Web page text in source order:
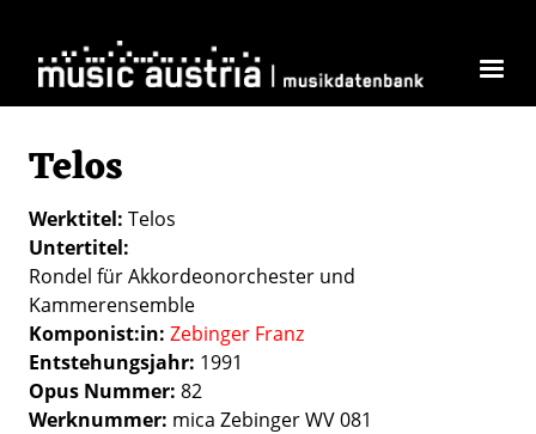
Telos
Werktitel Telos
Untertitel
Rondel für Akkordeonorchester und
Kammerensemble
Komponist:in Zebinger Franz
Entstehungsjahr 1991
Opus Nummer 82
Werknummer mica Zebinger WV 081